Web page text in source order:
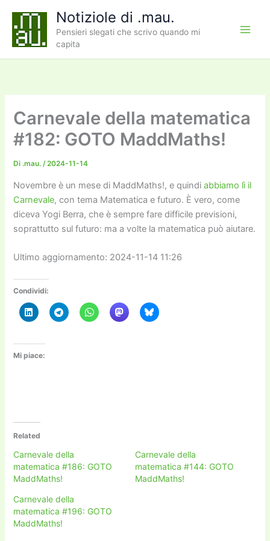
contenuto
Notiziole di .mau.
Pensieri slegati che scrivo quando mi
capita
Carnevale della matematica
#182: GOTO MaddMaths!
Di .mau./2024-11-14
Novembre è un mese di MaddMaths!, e quindiabbiamo lì il
Carnevale, con tema Matematica e futuro. È vero, come
diceva Yogi Berra, che è sempre fare difficile previsioni,
soprattutto sul futuro: ma a volte la matematica può aiutare.
Ultimo aggiornamento: 2024-11-14 11:26
Condividi:
Mi piace:
Related
Carnevale della
matematica #186: GOTO
MaddMaths!
Carnevale della
matematica #144: GOTO
MaddMaths!
Carnevale della
matematica #196: GOTO
MaddMaths!